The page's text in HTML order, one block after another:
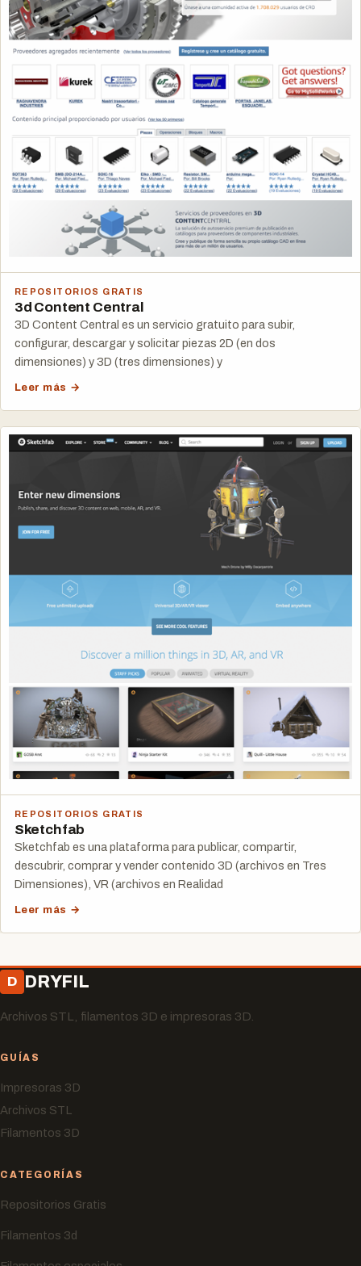
REPOSITORIOS GRATIS
3d Content Central
3D Content Central es un servicio gratuito para subir,
configurar, descargar y solicitar piezas 2D (en dos
dimensiones) y 3D (tres dimensiones) y
Leer más →
REPOSITORIOS GRATIS
Sketchfab
Sketchfab es una plataforma para publicar, compartir,
descubrir, comprar y vender contenido 3D (archivos en Tres
Dimensiones), VR (archivos en Realidad
Leer más →
D DRYFIL
Archivos STL, filamentos 3D e impresoras 3D.
GUÍAS
Impresoras 3D
Archivos STL
Filamentos 3D
CATEGORÍAS
Repositorios Gratis
Filamentos 3d